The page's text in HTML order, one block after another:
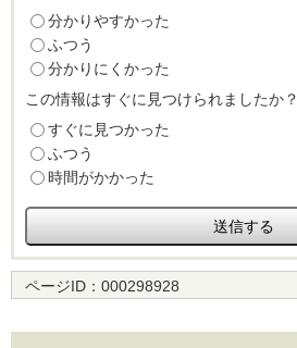
分かりやすかった
ふつう
分かりにくかった
この情報はすぐに見つけられましたか？
すぐに見つかった
ふつう
時間がかかった
ページID： 000298928